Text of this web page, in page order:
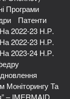
Програми
Патенти
На 2022-23 Н.р.
На 2022-23 Н.р.
На 2023-24 Н.р.
Моніторингу Та
– IMERMAID